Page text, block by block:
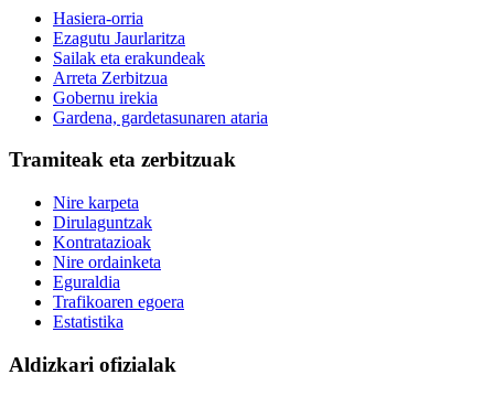
Hasiera-orria
Ezagutu Jaurlaritza
Sailak eta erakundeak
Arreta Zerbitzua
Gobernu irekia
Gardena, gardetasunaren ataria
Tramiteak eta zerbitzuak
Nire karpeta
Dirulaguntzak
Kontratazioak
Nire ordainketa
Eguraldia
Trafikoaren egoera
Estatistika
Aldizkari ofizialak